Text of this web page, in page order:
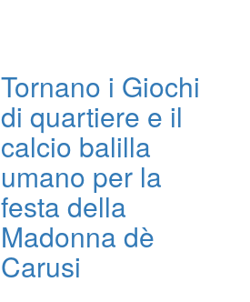
Tornano i Giochi
di quartiere e il
calcio balilla
umano per la
festa della
Madonna dè
Carusi